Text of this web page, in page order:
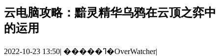
云电脑攻略：黯灵精华乌鸦在云顶之弈中
的运用
2022-10-23 13:50| �����ߣ�OverWatcher|